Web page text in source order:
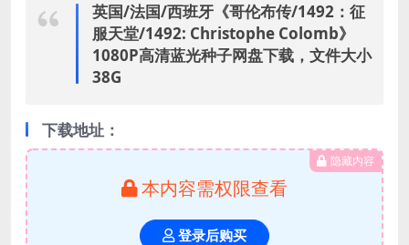
英国/法国/西班牙《哥伦布传/1492：征
服天堂/1492: Christophe Colomb》
1080P高清蓝光种子网盘下载，文件大小
38G
下载地址：
隐藏内容
本内容需权限查看
登录后购买